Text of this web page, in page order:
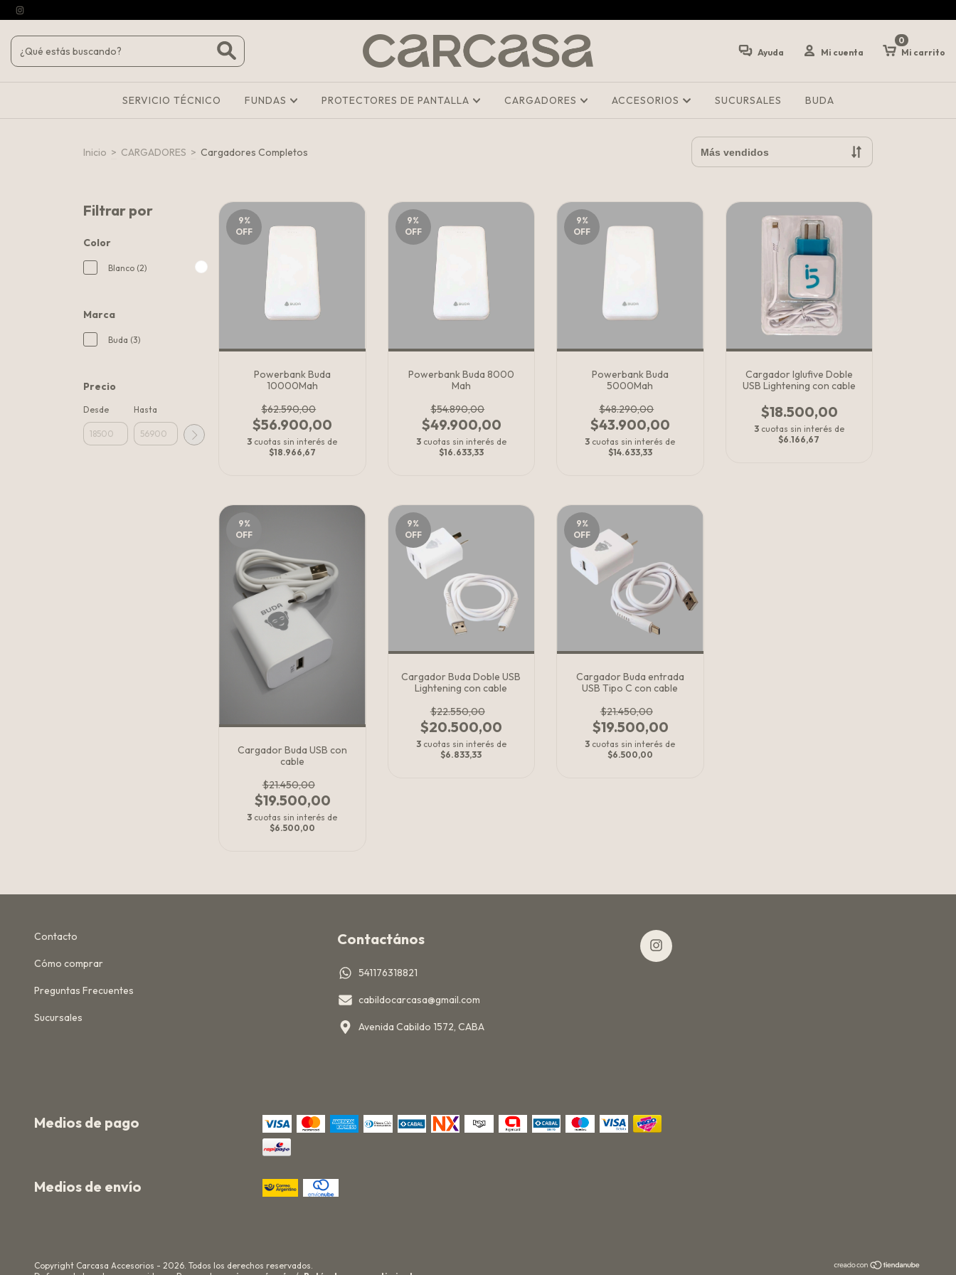
Ayuda Mi cuenta Mi carrito
0
SERVICIO TÉCNICO FUNDAS PROTECTORES DE PANTALLA CARGADORES ACCESORIOS SUCURSALES BUDA
Inicio > CARGADORES > Cargadores Completos
Filtrar por
Color
Blanco (2)
Marca
Buda (3)
Precio
Desde Hasta
9%
OFF
Powerbank Buda
10000Mah
$62.590,00
$56.900,00
3 cuotas sin interés de
$18.966,67
9%
OFF
Powerbank Buda 8000
Mah
$54.890,00
$49.900,00
3 cuotas sin interés de
$16.633,33
9%
OFF
Powerbank Buda
5000Mah
$48.290,00
$43.900,00
3 cuotas sin interés de
$14.633,33
Cargador Iglufive Doble
USB Lightening con cable
$18.500,00
3 cuotas sin interés de
$6.166,67
9%
OFF
Cargador Buda USB con
cable
$21.450,00
$19.500,00
3 cuotas sin interés de
$6.500,00
9%
OFF
Cargador Buda Doble USB
Lightening con cable
$22.550,00
$20.500,00
3 cuotas sin interés de
$6.833,33
9%
OFF
Cargador Buda entrada
USB Tipo C con cable
$21.450,00
$19.500,00
3 cuotas sin interés de
$6.500,00
Contacto
Cómo comprar
Preguntas Frecuentes
Sucursales
Contactános
541176318821
cabildocarcasa@gmail.com
Avenida Cabildo 1572, CABA
Medios de pago
Medios de envío
Copyright Carcasa Accesorios - 2026. Todos los derechos reservados.